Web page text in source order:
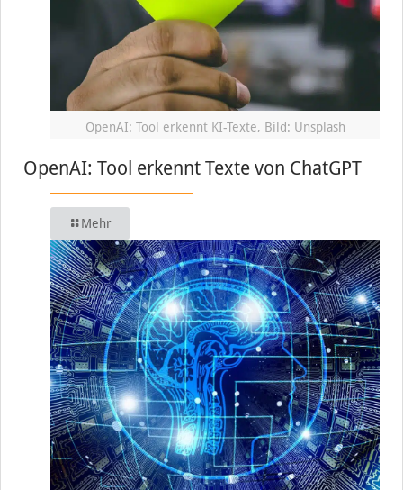
OpenAI: Tool erkennt KI-Texte, Bild: Unsplash
OpenAI: Tool erkennt Texte von ChatGPT
Mehr